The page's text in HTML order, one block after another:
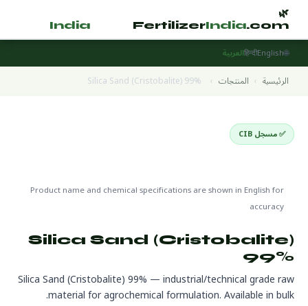
🌿
FertilizerIndia.com
India
🌐
English
हिन्दीالعربية
الرئيسية › المنتجات ›
Silica Sand (Cristobalite) 99%
✅ مسجل CIB
Product name and chemical specifications are shown in English for
accuracy
Silica Sand (Cristobalite)
99%
Silica Sand (Cristobalite) 99% — industrial/technical grade raw
material for agrochemical formulation. Available in bulk.